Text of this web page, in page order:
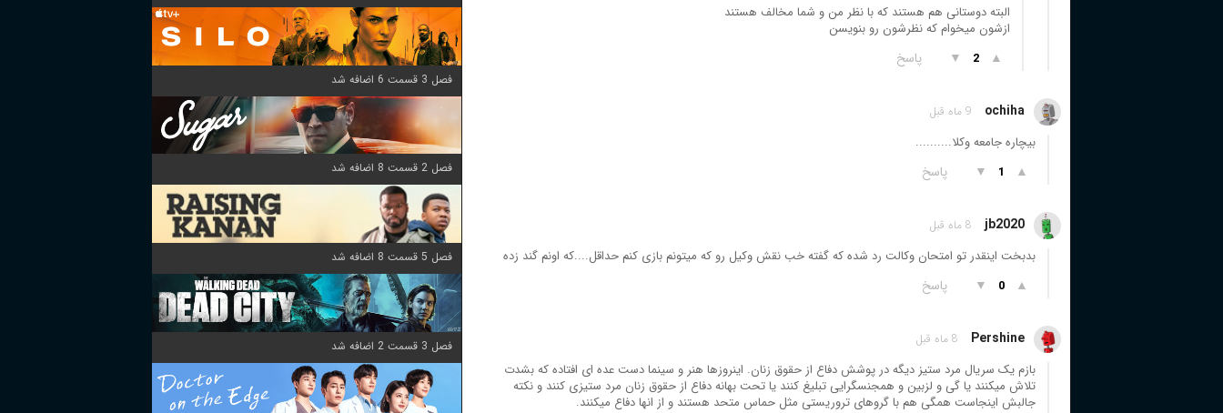
البته دوستانی هم هستند که با نظر من و شما مخالف هستند
ازشون میخوام که نظرشون رو بنویسن
▲
2
▼ پاسخ
ochiha 9 ماه قبل
بیچاره جامعه وکلا..........
▲
1
▼ پاسخ
jb2020 8 ماه قبل
بدبخت اینقدر تو امتحان وکالت رد شده که گفته خب نقش وکیل رو که میتونم بازی کنم حداقل....که اونم گند زده
▲
0
▼ پاسخ
Pershine 8 ماه قبل
بازم یک سریال مرد ستیز دیگه در پوشش دفاع از حقوق زنان. اینروزها هنر و سینما دست عده ای افتاده که بشدت
تلاش میکنند یا گی و لزبین و همجنسگرایی تبلیغ کنند یا تحت بهانه دفاع از حقوق زنان مرد ستیزی کنند و نکته
جالبش اینجاست همگی هم با گروهای تروریستی مثل حماس متحد هستند و از انها دفاع میکنند.
فصل 3 قسمت 6 اضافه شد
فصل 2 قسمت 8 اضافه شد
فصل 5 قسمت 8 اضافه شد
فصل 3 قسمت 2 اضافه شد